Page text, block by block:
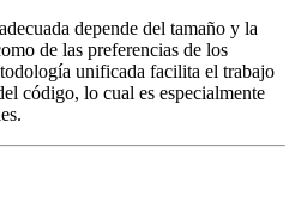
depende del tamaño y la
de las preferencias de los
unificada facilita el trabajo
código, lo cual es especialmente